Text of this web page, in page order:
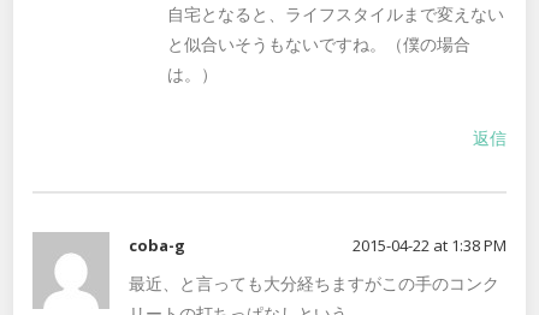
自宅となると、ライフスタイルまで変えない
と似合いそうもないですね。（僕の場合
は。）
返信
coba-g 2015-04-22 at 1:38 PM
最近、と言っても大分経ちますがこの手のコンク